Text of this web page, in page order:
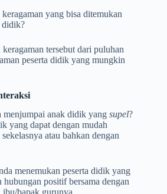
keragaman yang bisa ditemukan
didik?
tersebut dari puluhan
peserta didik yang mungkin
menjumpai anak didik yang supel?
yang dapat dengan mudah
atau bahkan dengan
menemukan peserta didik yang
positif bersama dengan